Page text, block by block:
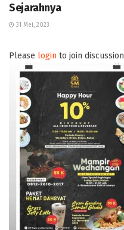
Sejarahnya
31 Mei, 2023
Please login to join discussion